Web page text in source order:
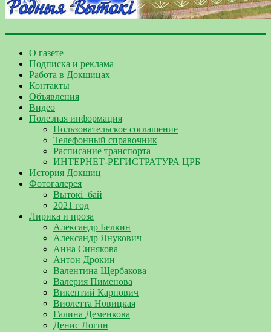
О газете
Подписка и реклама
Работа в Докшицах
Контакты
Объявления
Видео
Полезная информация
Пользовательское соглашение
Телефонный справочник
Расписание транспорта
ИНТЕРНЕТ-РЕГИСТРАТУРА ЦРБ
История Докшиц
Фотогалерея
Вытокі_бай
2021 год
Лирика и проза
Александр Белкин
Александр Янукович
Анна Синякова
Антон Дрокин
Валентина Щербакова
Валерия Пименова
Викентий Карпович
Виолетта Новицкая
Галина Деменкова
Денис Логин